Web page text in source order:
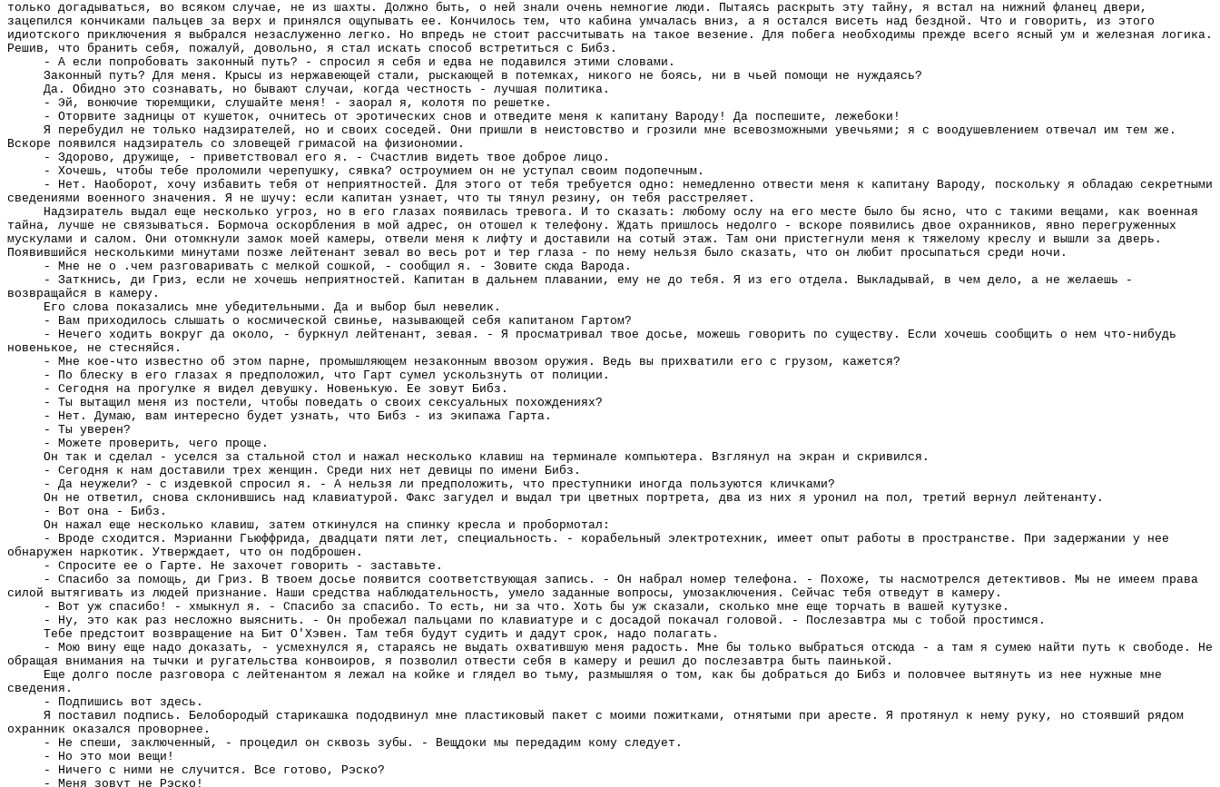
только догадываться, во всяком случае, не из шахты. Должно быть, о ней знали очень немногие люди. Пытаясь раскрыть эту тайну, я встал на нижний фланец двери,
зацепился кончиками пальцев за верх и принялся ощупывать ее. Кончилось тем, что кабина умчалась вниз, а я остался висеть над бездной. Что и говорить, из этого
идиотского приключения я выбрался незаслуженно легко. Но впредь не стоит рассчитывать на такое везение. Для побега необходимы прежде всего ясный ум и железная логика.
Решив, что бранить себя, пожалуй, довольно, я стал искать способ встретиться с Бибз.
- А если попробовать законный путь? - спросил я себя и едва не подавился этими словами.
Законный путь? Для меня. Крысы из нержавеющей стали, рыскающей в потемках, никого не боясь, ни в чьей помощи не нуждаясь?
Да. Обидно это сознавать, но бывают случаи, когда честность - лучшая политика.
- Эй, вонючие тюремщики, слушайте меня! - заорал я, колотя по решетке.
- Оторвите задницы от кушеток, очнитесь от эротических снов и отведите меня к капитану Вароду! Да поспешите, лежебоки!
Я перебудил не только надзирателей, но и своих соседей. Они пришли в неистовство и грозили мне всевозможными увечьями; я с воодушевлением отвечал им тем же.
Вскоре появился надзиратель со зловещей гримасой на физиономии.
- Здорово, дружище, - приветствовал его я. - Счастлив видеть твое доброе лицо.
- Хочешь, чтобы тебе проломили черепушку, сявка? остроумием он не уступал своим подопечным.
- Нет. Наоборот, хочу избавить тебя от неприятностей. Для этого от тебя требуется одно: немедленно отвести меня к капитану Вароду, поскольку я обладаю секретными
сведениями военного значения. Я не шучу: если капитан узнает, что ты тянул резину, он тебя расстреляет.
Надзиратель выдал еще несколько угроз, но в его глазах появилась тревога. И то сказать: любому ослу на его месте было бы ясно, что с такими вещами, как военная
тайна, лучше не связываться. Бормоча оскорбления в мой адрес, он отошел к телефону. Ждать пришлось недолго - вскоре появились двое охранников, явно перегруженных
мускулами и салом. Они отомкнули замок моей камеры, отвели меня к лифту и доставили на сотый этаж. Там они пристегнули меня к тяжелому креслу и вышли за дверь.
Появившийся несколькими минутами позже лейтенант зевал во весь рот и тер глаза - по нему нельзя было сказать, что он любит просыпаться среди ночи.
- Мне не о .чем разговаривать с мелкой сошкой, - сообщил я. - Зовите сюда Варода.
- Заткнись, ди Гриз, если не хочешь неприятностей. Капитан в дальнем плавании, ему не до тебя. Я из его отдела. Выкладывай, в чем дело, а не желаешь -
возвращайся в камеру.
Его слова показались мне убедительными. Да и выбор был невелик.
- Вам приходилось слышать о космической свинье, называющей себя капитаном Гартом?
- Нечего ходить вокруг да около, - буркнул лейтенант, зевая. - Я просматривал твое досье, можешь говорить по существу. Если хочешь сообщить о нем что-нибудь
новенькое, не стесняйся.
- Мне кое-что известно об этом парне, промышляющем незаконным ввозом оружия. Ведь вы прихватили его с грузом, кажется?
- По блеску в его глазах я предположил, что Гарт сумел ускользнуть от полиции.
- Сегодня на прогулке я видел девушку. Новенькую. Ее зовут Бибз.
- Ты вытащил меня из постели, чтобы поведать о своих сексуальных похождениях?
- Нет. Думаю, вам интересно будет узнать, что Бибз - из экипажа Гарта.
- Ты уверен?
- Можете проверить, чего проще.
Он так и сделал - уселся за стальной стол и нажал несколько клавиш на терминале компьютера. Взглянул на экран и скривился.
- Сегодня к нам доставили трех женщин. Среди них нет девицы по имени Бибз.
- Да неужели? - с издевкой спросил я. - А нельзя ли предположить, что преступники иногда пользуются кличками?
Он не ответил, снова склонившись над клавиатурой. Факс загудел и выдал три цветных портрета, два из них я уронил на пол, третий вернул лейтенанту.
- Вот она - Бибз.
Он нажал еще несколько клавиш, затем откинулся на спинку кресла и пробормотал:
- Вроде сходится. Мэрианни Гьюффрида, двадцати пяти лет, специальность. - корабельный электротехник, имеет опыт работы в пространстве. При задержании у нее
обнаружен наркотик. Утверждает, что он подброшен.
- Спросите ее о Гарте. Не захочет говорить - заставьте.
- Спасибо за помощь, ди Гриз. В твоем досье появится соответствующая запись. - Он набрал номер телефона. - Похоже, ты насмотрелся детективов. Мы не имеем права
силой вытягивать из людей признание. Наши средства наблюдательность, умело заданные вопросы, умозаключения. Сейчас тебя отведут в камеру.
- Вот уж спасибо! - хмыкнул я. - Спасибо за спасибо. То есть, ни за что. Хоть бы уж сказали, сколько мне еще торчать в вашей кутузке.
- Ну, это как раз несложно выяснить. - Он пробежал пальцами по клавиатуре и с досадой покачал головой. - Послезавтра мы с тобой простимся.
Тебе предстоит возвращение на Бит О'Хэвен. Там тебя будут судить и дадут срок, надо полагать.
- Мою вину еще надо доказать, - усмехнулся я, стараясь не выдать охватившую меня радость. Мне бы только выбраться отсюда - а там я сумею найти путь к свободе. Не
обращая внимания на тычки и ругательства конвоиров, я позволил отвести себя в камеру и решил до послезавтра быть паинькой.
Еще долго после разговора с лейтенантом я лежал на койке и глядел во тьму, размышляя о том, как бы добраться до Бибз и половчее вытянуть из нее нужные мне
сведения.
- Подпишись вот здесь.
Я поставил подпись. Белобородый старикашка пододвинул мне пластиковый пакет с моими пожитками, отнятыми при аресте. Я протянул к нему руку, но стоявший рядом
охранник оказался проворнее.
- Не спеши, заключенный, - процедил он сквозь зубы. - Вещдоки мы передадим кому следует.
- Но это мои вещи!
- Ничего с ними не случится. Все готово, Рэско?
- Меня зовут не Рэско!